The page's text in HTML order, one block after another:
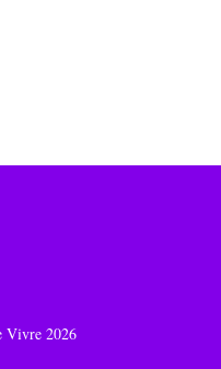
Vivre 2026